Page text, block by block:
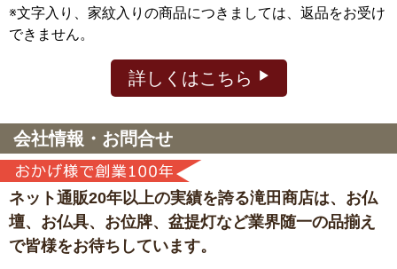
※文字入り、家紋入りの商品につきましては、返品をお受け
できません。
詳しくはこちら
会社情報・お問合せ
ネット通販20年以上の実績を誇る滝田商店は、 お仏
壇、お仏具、お位牌、盆提灯など業界随一の品揃え
で皆様をお待ちしています。